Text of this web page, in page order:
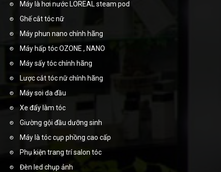
Máy là hơi nước LOREAL steam pod
Ghế cắt tóc nữ
Máy phun nano chính hãng
Máy hấp tóc OZONE , NANO
Máy sấy tóc chính hãng
Lược cắt tóc nữ chính hãng
Máy soi da đầu
Xe đẩy làm tóc
Giường gội đầu dưỡng sinh
Máy là tóc cụp phồng cao cấp
Phụ kiện trang trí salon tóc
Đèn led chụp ảnh